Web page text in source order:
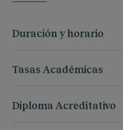
Duración y horario
Inicio: enero 2026
Tasas Académicas
Las tasas
2026/2027 son
Diploma Acreditativo